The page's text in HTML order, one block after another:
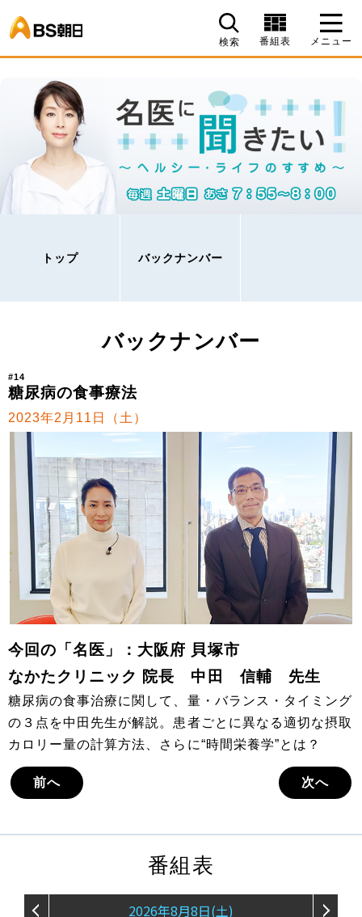
検索 番組表 メニュー
トップ バックナンバー
バックナンバー
#14
糖尿病の食事療法
2023年2月11日（土）
今回の「名医」：大阪府 貝塚市
なかたクリニック 院長 中田 信輔 先生
糖尿病の食事治療に関して、量・バランス・タイミング
の３点を中田先生が解説。患者ごとに異なる適切な摂取
カロリー量の計算方法、さらに“時間栄養学”とは？
前へ 次へ
番組表